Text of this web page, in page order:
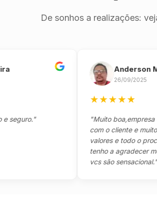
De sonhos a realizações:
Anderson
26/09/2025
★★★
"Muito boa,empresa
com o cliente e muito
valores e todo o
tenho a agradecer
vcs são sensacional."